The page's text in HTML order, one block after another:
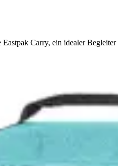
Carry, ein idealer